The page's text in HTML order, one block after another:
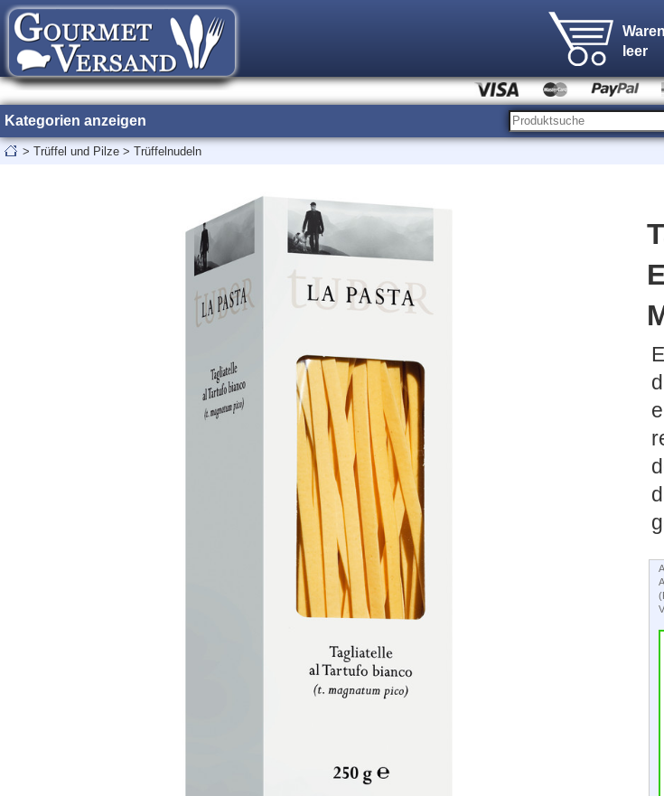
leer
Kategorien anzeigen
> Trüffel und Pilze > Trüffelnudeln